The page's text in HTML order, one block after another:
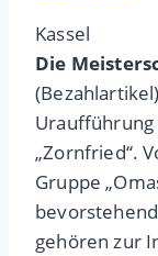
Kassel
Die
(Bezahlartikel)
Uraufführung
„Zornfried“.
Gruppe
gehören zur